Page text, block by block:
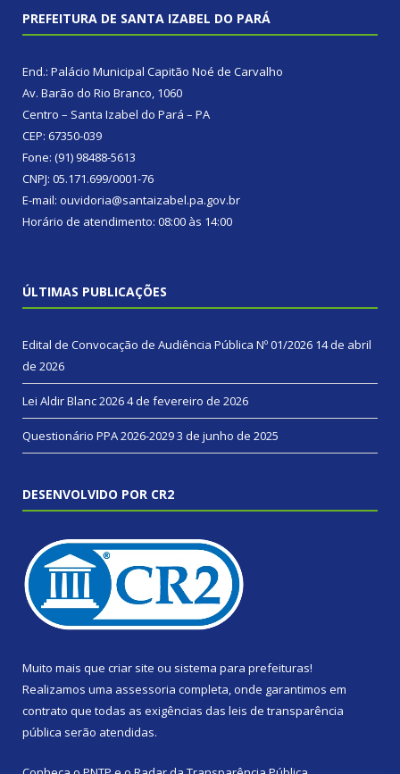
PREFEITURA DE SANTA IZABEL DO PARÁ
End.: Palácio Municipal Capitão Noé de Carvalho
Av. Barão do Rio Branco, 1060
Centro – Santa Izabel do Pará – PA
CEP: 67350-039
Fone: (91) 98488-5613
CNPJ: 05.171.699/0001-76
E-mail: ouvidoria@santaizabel.pa.gov.br
Horário de atendimento: 08:00 às 14:00
ÚLTIMAS PUBLICAÇÕES
Edital de Convocação de Audiência Pública Nº 01/2026 14 de abril
de 2026
Lei Aldir Blanc 20264 de fevereiro de 2026
Questionário PPA 2026-20293 de junho de 2025
DESENVOLVIDO POR CR2
Muito mais que criar site ou sistema para prefeituras!
Realizamos uma assessoria completa, onde garantimos em
contrato que todas as exigências das leis de transparência
pública serão atendidas.